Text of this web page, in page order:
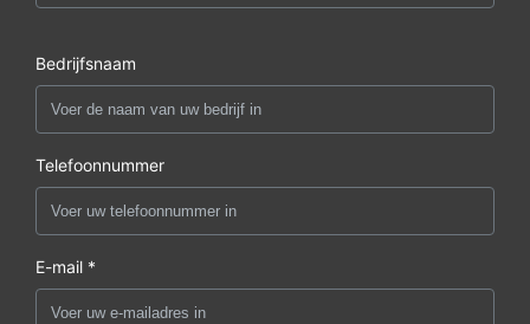
Bedrijfsnaam
Telefoonnummer
E-mail *